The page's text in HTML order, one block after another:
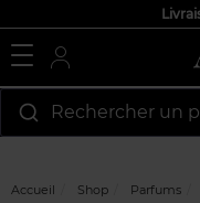
Rechercher un
Accueil Shop Parfums